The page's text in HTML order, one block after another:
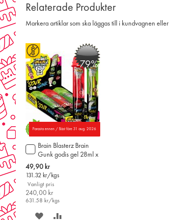
Relaterade Produkter
Markera artiklar som ska läggas till i kundvagnen eller
-79%
Parasta ennen / Bäst före 31 aug. 2026
Brain Blasterz Brain
Gunk godis gel 28ml x
12st
Special
Price
49,90 kr
131.32 kr/kgs
Vanligt pris
240,00 kr
631.58 kr/kgs
Lägg
till
i
varukorgen
SPARA